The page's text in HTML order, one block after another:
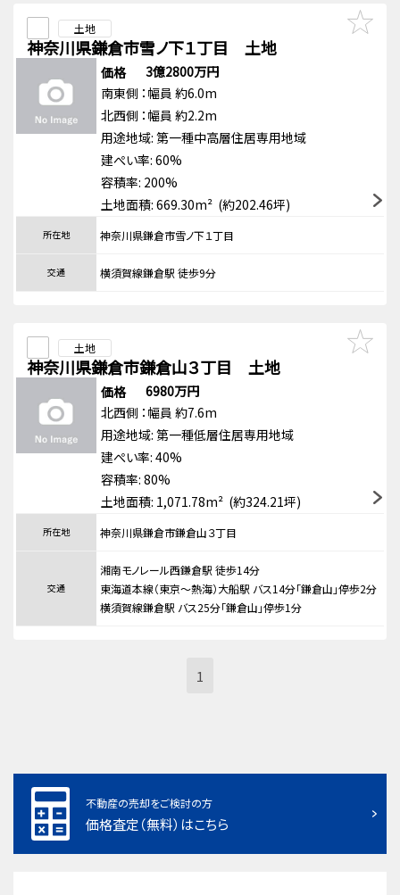
土地
神奈川県鎌倉市雪ノ下１丁目 土地
価格
3億2800万円
南東側 ：幅員 約6.0m
北西側 ：幅員 約2.2m
用途地域: 第一種中高層住居専用地域
建ぺい率: 60%
容積率: 200%
土地面積: 669.30m² (約202.46坪)
所在地 神奈川県鎌倉市雪ノ下１丁目
交通 横須賀線鎌倉駅 徒歩9分
土地
神奈川県鎌倉市鎌倉山３丁目 土地
価格
6980万円
北西側 ：幅員 約7.6m
用途地域: 第一種低層住居専用地域
建ぺい率: 40%
容積率: 80%
土地面積: 1,071.78m² (約324.21坪)
所在地 神奈川県鎌倉市鎌倉山３丁目
交通
湘南モノレール西鎌倉駅 徒歩14分
東海道本線（東京～熱海）大船駅 バス14分「鎌倉山」停歩2分
横須賀線鎌倉駅 バス25分「鎌倉山」停歩1分
1
不動産の売却をご検討の方
価格査定（無料）はこちら